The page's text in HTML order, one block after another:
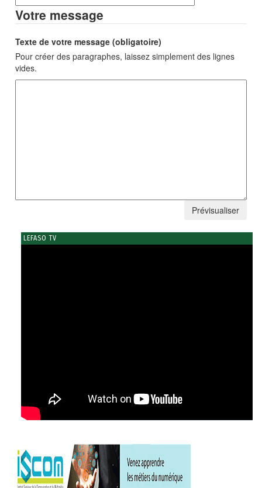
Votre message
Texte de votre message (obligatoire)
Pour créer des paragraphes, laissez simplement des lignes
vides.
LEFASO TV